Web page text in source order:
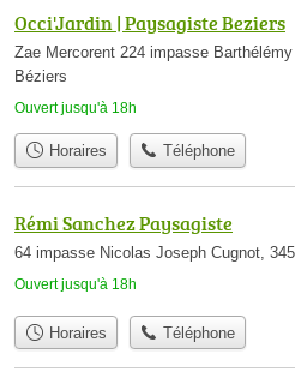
Occi'Jardin | Paysagiste Beziers
Zae Mercorent 224 impasse
Béziers
Ouvert jusqu'à 18h
Horaires Téléphone
Rémi Sanchez Paysagiste
64 impasse Nicolas Joseph Cugnot,
Ouvert jusqu'à 18h
Horaires Téléphone